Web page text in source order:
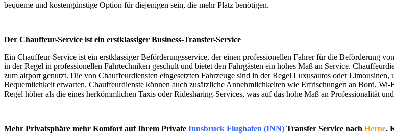
bequeme und kostengünstige Option für diejenigen sein, die mehr Platz benötigen.
Der Chauffeur-Service ist ein erstklassiger Business-Transfer-Service
Ein Chauffeur-Service ist ein erstklassiger Beförderungsservice, der einen professionellen Fahrer für die Beförderung
in der Regel in professionellen Fahrtechniken geschult und bietet den Fahrgästen ein hohes Maß an Service.
zum airport genutzt. Die von Chauffeurdiensten eingesetzten Fahrzeuge sind in der Regel Luxusautos oder
Bequemlichkeit erwarten. Chauffeurdienste können auch zusätzliche Annehmlichkeiten wie Erfrischungen an Bord,
Regel höher als die eines herkömmlichen Taxis oder Ridesharing-Services, was auf das hohe Maß an Professionalität
Mehr Privatsphäre mehr Komfort auf Ihrem Private Innsbruck Flughafen (INN) Transfer Service nach Herne.